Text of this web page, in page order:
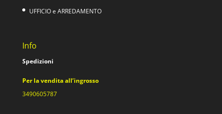
UFFICIO e ARREDAMENTO
Info
Spedizioni
Per la vendita all’ingrosso
3490605787